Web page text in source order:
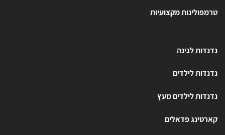
טרמפולינות מקצועיות
נדנדות לגינה
נדנדות לילדים
נדנדות לילדים מעץ
קארטינג פדאלים